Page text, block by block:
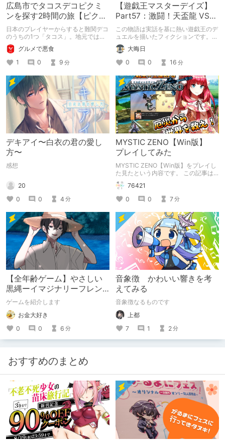
広島市でタコスデコピクミ
ンを探す2時間の旅【ピクミ
ンブルーム / Pikmin
Bloom】
日本のプレイヤーからすると難関デコ
のうちの1つ「タコス」。地元では見
つけられなかった男が広島で探す旅を
お送りします。ねくすと5月のテーマ
「お出かけの記録」。
グルメで悪食
1
0 9 分
【遊戯王マスターデイズ】
Part57：激闘！天盃龍 VS
千年D【架空デュエル】
この物語は実話を基に熱い遊戯王のデ
ュエルを描いたフィクションです。
（自分用メモ：2025-05-14）
大晦日
0
0 16 分
デキアイ〜白衣の君の愛し
方〜
感想
20
0
0 4 分
MYSTIC ZENO【Win版】
プレイしてみた
MYSTIC ZENO【Win版】をプレイし
た見たという内容です。 この記事は
通常のクリエイターズ記事です。
76421
0
0 7分
【全年齢ゲーム】やさしい
黒縄ーイマジナリーフレン
ドの「彼」と過ごすおぼん
やすみー
ゲームを紹介します
お金大好き
0
0 6 分
音象徴 かわいい響きを考
えてみる
音象徴なるものです
上都
7
1 2分
おすすめのまとめ